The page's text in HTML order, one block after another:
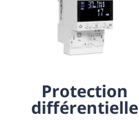
Protection
différentielle